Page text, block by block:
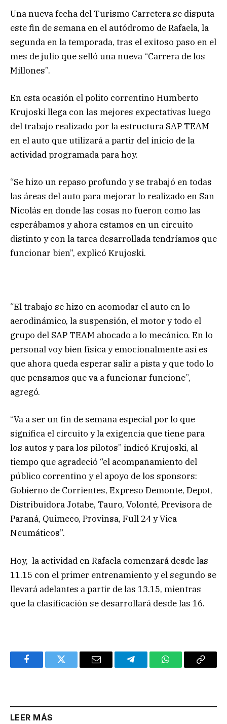
Una nueva fecha del Turismo Carretera se disputa
este fin de semana en el autódromo de Rafaela, la
segunda en la temporada, tras el exitoso paso en el
mes de julio que selló una nueva “Carrera de los
Millones”.
En esta ocasión el polito correntino Humberto
Krujoski llega con las mejores expectativas luego
del trabajo realizado por la estructura SAP TEAM
en el auto que utilizará a partir del inicio de la
actividad programada para hoy.
“Se hizo un repaso profundo y se trabajó en todas
las áreas del auto para mejorar lo realizado en San
Nicolás en donde las cosas no fueron como las
esperábamos y ahora estamos en un circuito
distinto y con la tarea desarrollada tendríamos que
funcionar bien”, explicó Krujoski.
“El trabajo se hizo en acomodar el auto en lo
aerodinámico, la suspensión, el motor y todo el
grupo del SAP TEAM abocado a lo mecánico. En lo
personal voy bien física y emocionalmente así es
que ahora queda esperar salir a pista y que todo lo
que pensamos que va a funcionar funcione”,
agregó.
“Va a ser un fin de semana especial por lo que
significa el circuito y la exigencia que tiene para
los autos y para los pilotos” indicó Krujoski, al
tiempo que agradeció “el acompañamiento del
público correntino y el apoyo de los sponsors:
Gobierno de Corrientes, Expreso Demonte, Depot,
Distribuidora Jotabe, Tauro, Volonté, Previsora de
Paraná, Quimeco, Provinsa, Full 24 y Vica
Neumáticos”.
Hoy, la actividad en Rafaela comenzará desde las
11.15 con el primer entrenamiento y el segundo se
llevará adelantes a partir de las 13.15, mientras
que la clasificación se desarrollará desde las 16.
FacebookTwitter Email TelegramWhatsAppCopy
LEER MÁS